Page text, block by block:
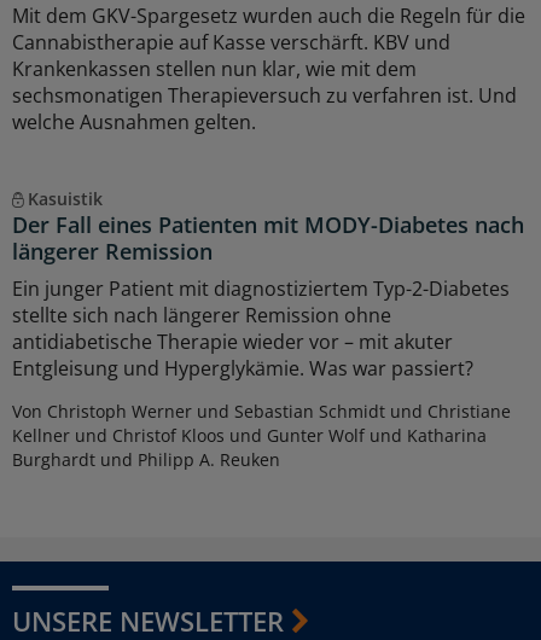
Mit dem GKV-Spargesetz wurden auch die Regeln für die
Cannabistherapie auf Kasse verschärft. KBV und
Krankenkassen stellen nun klar, wie mit dem
sechsmonatigen Therapieversuch zu verfahren ist. Und
welche Ausnahmen gelten.
Kasuistik
Der Fall eines Patienten mit MODY-Diabetes nach
längerer Remission
Ein junger Patient mit diagnostiziertem Typ-2-Diabetes
stellte sich nach längerer Remission ohne
antidiabetische Therapie wieder vor – mit akuter
Entgleisung und Hyperglykämie. Was war passiert?
Von Christoph Werner und Sebastian Schmidt und Christiane
Kellner und Christof Kloos und Gunter Wolf und Katharina
Burghardt und Philipp A. Reuken
UNSERE NEWSLETTER